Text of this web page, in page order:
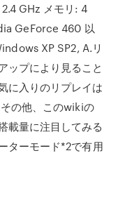
GHz メモリ: 4
GeForce 460 以
XP SP2, A.リ
ップにより見ること
に入りのリプレイは
の他、このwikiの
載量に注目してみる
ターモード*2で有用